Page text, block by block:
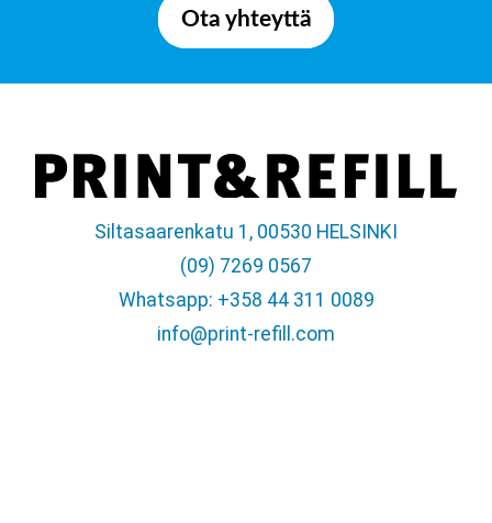
Ota yhteyttä
Siltasaarenkatu 1, 00530 HELSINKI
(09) 7269 0567
Whatsapp: +358 44 311 0089
info@print-refill.com